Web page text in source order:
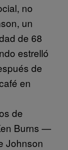
no
un
de 68
estrelló
de
en
de
Burns —
Johnson